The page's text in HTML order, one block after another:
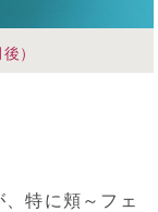
）
特に頬～フェ